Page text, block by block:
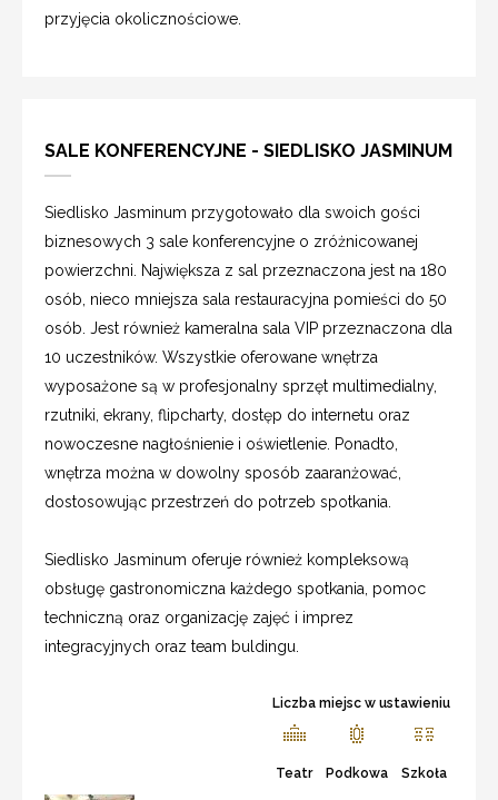
przyjęcia okolicznościowe.
SALE KONFERENCYJNE - SIEDLISKO JASMINUM
Siedlisko Jasminum przygotowało dla swoich gości
biznesowych 3 sale konferencyjne o zróżnicowanej
powierzchni. Największa z sal przeznaczona jest na 180
osób, nieco mniejsza sala restauracyjna pomieści do 50
osób. Jest również kameralna sala VIP przeznaczona dla
10 uczestników. Wszystkie oferowane wnętrza
wyposażone są w profesjonalny sprzęt multimedialny,
rzutniki, ekrany, flipcharty, dostęp do internetu oraz
nowoczesne nagłośnienie i oświetlenie. Ponadto,
wnętrza można w dowolny sposób zaaranżować,
dostosowując przestrzeń do potrzeb spotkania.
Siedlisko Jasminum oferuje również kompleksową
obsługę gastronomiczna każdego spotkania, pomoc
techniczną oraz organizację zajęć i imprez
integracyjnych oraz team buldingu.
Liczba miejsc w ustawieniu
Teatr Podkowa Szkoła